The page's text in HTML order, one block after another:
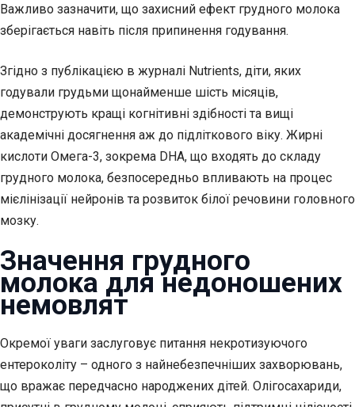
Важливо зазначити, що захисний ефект грудного молока
зберігається навіть після припинення годування.
Згідно з публікацією в журналі Nutrients, діти, яких
годували грудьми щонайменше шість місяців,
демонструють кращі когнітивні здібності та вищі
академічні досягнення аж до підліткового віку. Жирні
кислоти Омега-3, зокрема DHA, що входять до складу
грудного молока, безпосередньо впливають на процес
мієлінізації нейронів та розвиток білої речовини головного
мозку.
Значення грудного
молока для недоношених
немовлят
Окремої уваги заслуговує питання некротизуючого
ентероколіту – одного з найнебезпечніших захворювань,
що вражає передчасно народжених дітей. Олігосахариди,